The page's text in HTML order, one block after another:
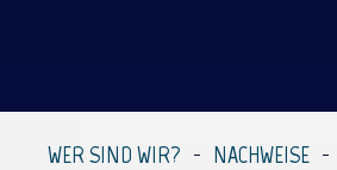
WER SIND WIR? NACHWEISE